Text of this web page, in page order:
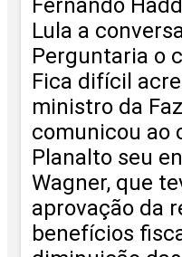
Fernando
Lula a
Perguntaria o
Fica difícil
ministro da
comunicou ao
Planalto seu
Wagner, que
aprovação da
benefícios